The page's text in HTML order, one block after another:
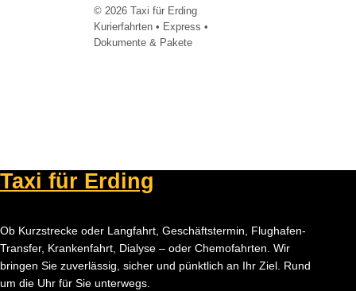
© 2026 Taxi für Erding
Kurierfahrten • Express •
Dokumente & Pakete
Taxi für Erding
Ob Kurzstrecke oder Langfahrt, Geschäftstermin, Flughafen-
Transfer, Krankenfahrt, Dialyse – oder Chemofahrten. Wir
bringen Sie zuverlässig, sicher und pünktlich an Ihr Ziel. Rund
um die Uhr für Sie unterwegs.